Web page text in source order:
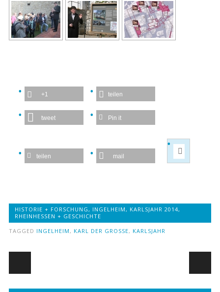
+1 teilen
tweet Pin it
teilen mail
HISTORIE + FORSCHUNG, INGELHEIM, KARLSJAHR 2014,
RHEINHESSEN + GESCHICHTE
TAGGED INGELHEIM , KARL DER GROSSE , KARLSJAHR